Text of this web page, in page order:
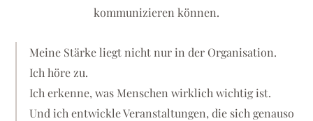
kommunizieren können.
Meine Stärke liegt nicht nur in der Organisation.
Ich höre zu.
Ich erkenne, was Menschen wirklich wichtig ist.
Und ich entwickle Veranstaltungen, die sich genauso